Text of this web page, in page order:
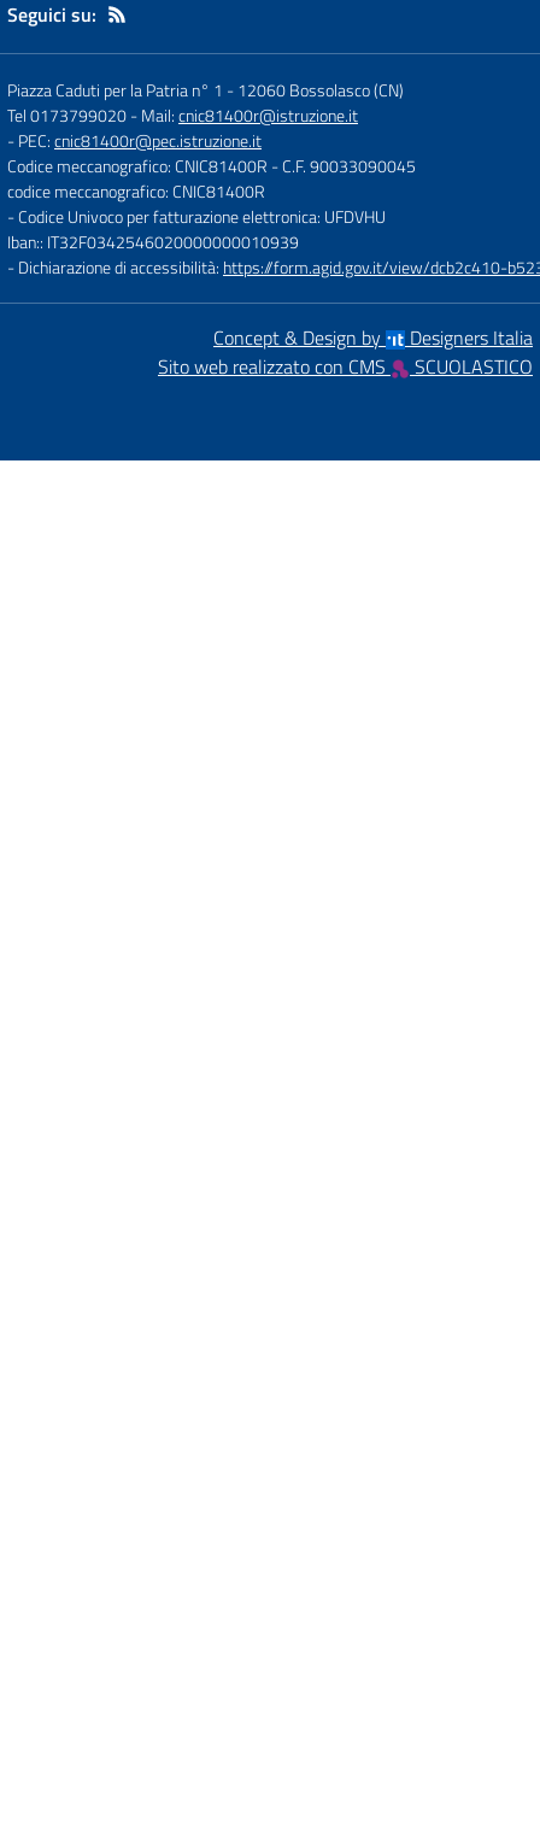
Seguici su:
Piazza Caduti per la Patria n° 1 -12060 Bossolasco (CN)
Tel 0173799020- Mail:cnic81400r@istruzione.it
- PEC:cnic81400r@pec.istruzione.it
Codice meccanografico: CNIC81400R - C.F. 90033090045
codice meccanografico: CNIC81400R
- Codice Univoco per fatturazione elettronica: UFDVHU
Iban:: IT32F0342546020000000010939
- Dichiarazione di accessibilità: https://form.agid.gov.it/view/dcb2c410-
Concept & Design by
Designers Italia
Sito web realizzato con CMS
SCUOLASTICO